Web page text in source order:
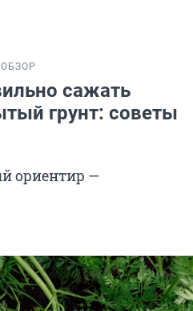
ОБЗОР
сажать
грунт: советы
ориентир —